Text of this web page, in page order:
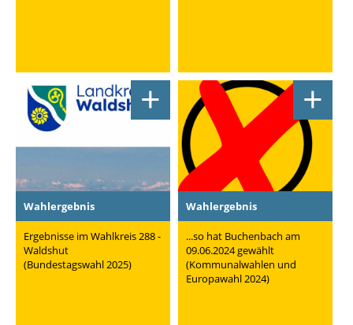
+
Wahlergebnis
Ergebnisse im Wahlkreis 288 -
Waldshut
(Bundestagswahl 2025)
+
Wahlergebnis
...so hat Buchenbach am
09.06.2024 gewählt
(Kommunalwahlen und
Europawahl 2024)